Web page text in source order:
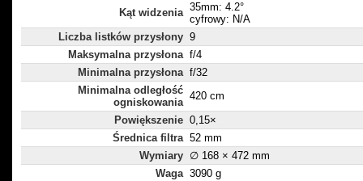
Kąt widzenia 35mm: 4.2°
cyfrowy: N/A
Liczba listków przysłony 9
Maksymalna przysłona f/4
Minimalna przysłona f/32
Minimalna odległość
ogniskowania
420 cm
Powiększenie 0,15×
Średnica filtra 52 mm
Wymiary ∅ 168 × 472 mm
Waga 3090 g